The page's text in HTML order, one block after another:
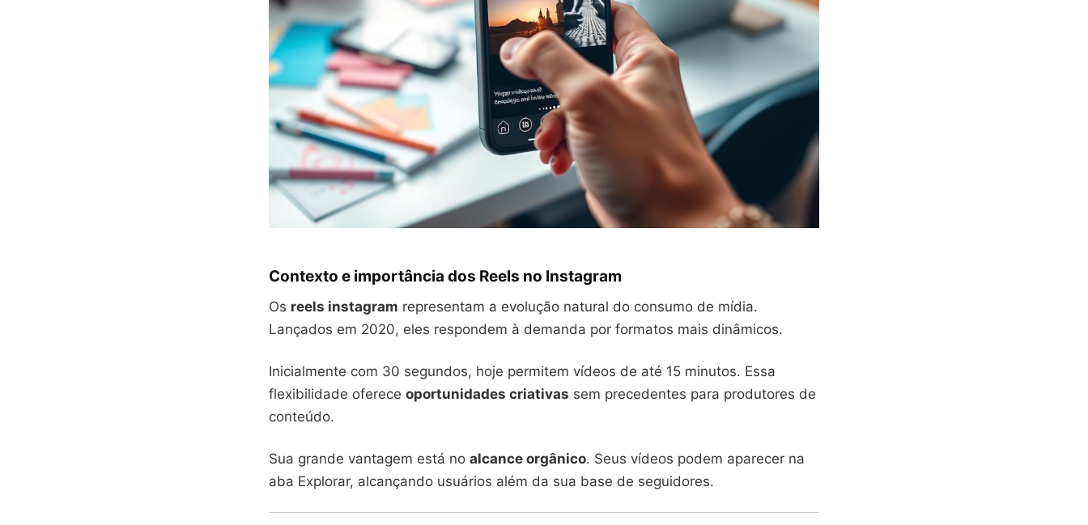
Contexto e importância dos Reels no Instagram
Os reels instagram representam a evolução natural do consumo de mídia.
Lançados em 2020, eles respondem à demanda por formatos mais dinâmicos.
Inicialmente com 30 segundos, hoje permitem vídeos de até 15 minutos. Essa
flexibilidade oferece oportunidades criativas sem precedentes para produtores de
conteúdo.
Sua grande vantagem está no alcance orgânico. Seus vídeos podem aparecer na
aba Explorar, alcançando usuários além da sua base de seguidores.